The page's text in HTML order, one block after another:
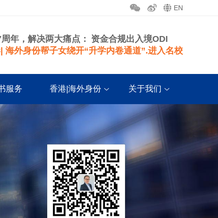
EN
年，解决两大痛点： 资金合规出入境ODI
海外身份帮子女绕开“升学内卷通道”.进入名校
服务 香港|海外身份 关于我们